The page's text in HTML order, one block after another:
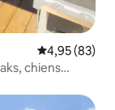
Évaluation
4,95 (83)
chiens